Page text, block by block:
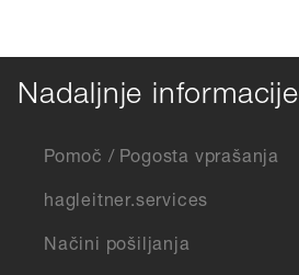
Nadaljnje informacije
Pomoč / Pogosta vprašanja
hagleitner.services
Načini pošiljanja